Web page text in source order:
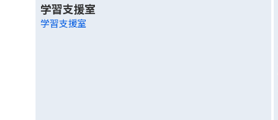
学習支援室
学習支援室